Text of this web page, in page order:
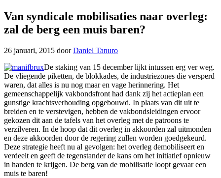
Van syndicale mobilisaties naar overleg:
zal de berg een muis baren?
26 januari, 2015 doorDaniel Tanuro
De staking van 15 december lijkt intussen erg ver weg.
De vliegende piketten, de blokkades, de industriezones die versperd
waren, dat alles is nu nog maar en vage herinnering. Het
gemeenschappelijk vakbondsfront had dank zij het actieplan een
gunstige krachtsverhouding opgebouwd. In plaats van dit uit te
breiden en te verstevigen, hebben de vakbondsleidingen ervoor
gekozen dit aan de tafels van het overleg met de patroons te
verzilveren. In de hoop dat dit overleg in akkoorden zal uitmonden
en deze akkoorden door de regering zullen worden goedgekeurd.
Deze strategie heeft nu al gevolgen: het overleg demobiliseert en
verdeelt en geeft de tegenstander de kans om het initiatief opnieuw
in handen te krijgen. De berg van de mobilisatie loopt gevaar een
muis te baren!